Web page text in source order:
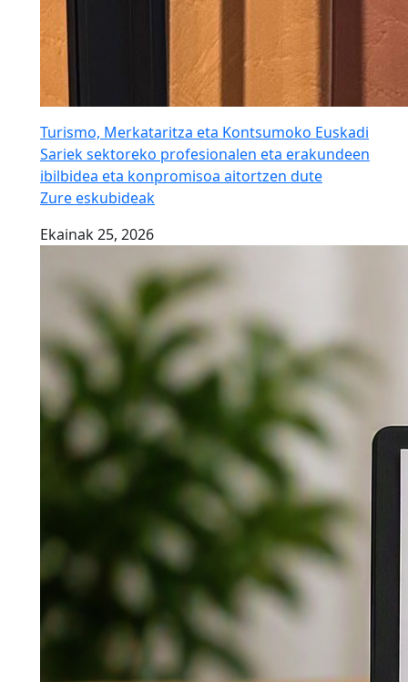
Turismo, Merkataritza eta Kontsumoko Euskadi
Sariek sektoreko profesionalen eta erakundeen
ibilbidea eta konpromisoa aitortzen dute
Zure eskubideak
Ekainak 25, 2026